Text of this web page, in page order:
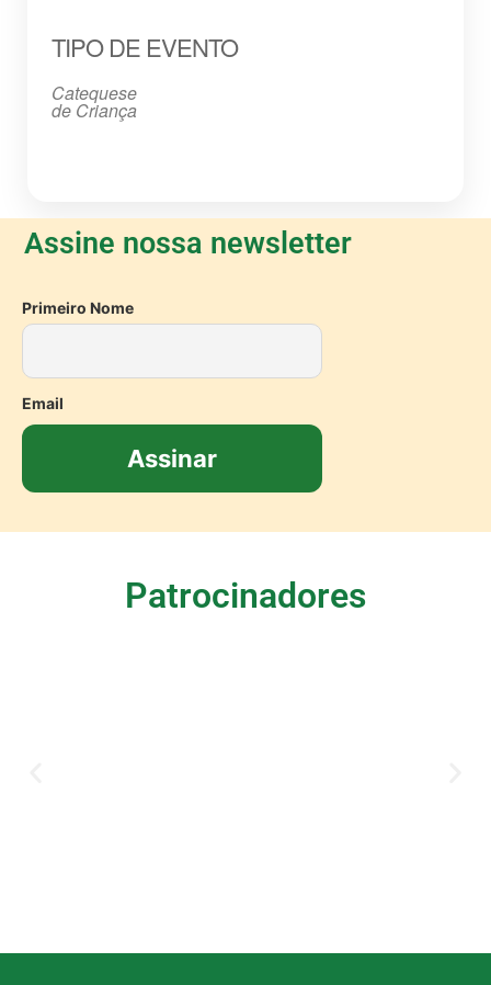
TIPO DE EVENTO
Catequese
de Criança
Assine nossa newsletter
Primeiro Nome
Email
Patrocinadores